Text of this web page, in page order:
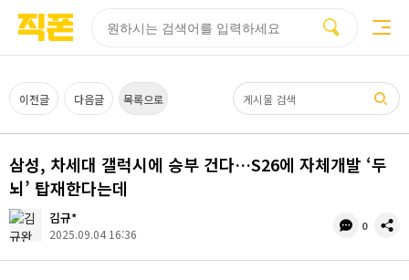
이전글 다음글 목록으로
삼성, 차세대 갤럭시에 승부 건다…S26에 자체개발 ‘두
뇌’ 탑재한다는데
김규*
2025.09.04 16:36
댓
수
0
공
페이지
페이지
페이지
페이지